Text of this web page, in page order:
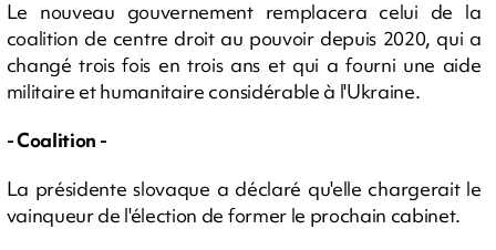
Le nouveau gouvernement remplacera celui de la
coalition de centre droit au pouvoir depuis 2020, qui a
changé trois fois en trois ans et qui a fourni une aide
militaire et humanitaire considérable à l'Ukraine.
- Coalition -
La présidente slovaque a déclaré qu'elle chargerait le
vainqueur de l'élection de former le prochain cabinet.